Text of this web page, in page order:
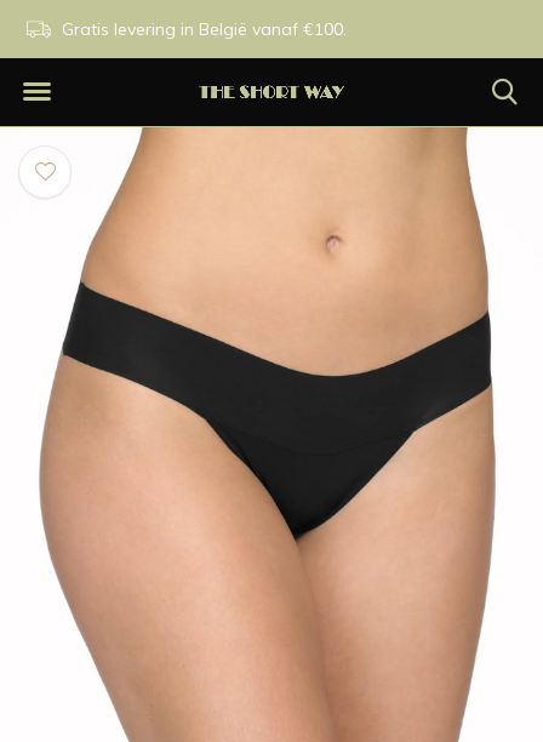
Gratis levering in België vanaf €100.